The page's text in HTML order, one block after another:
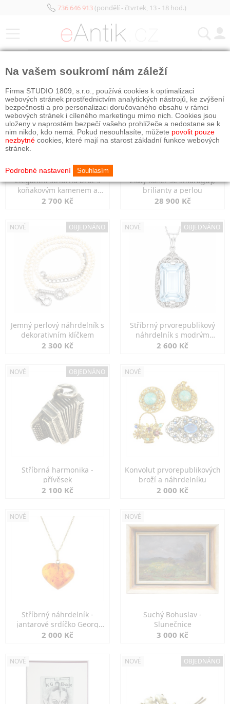
736 646 913(pondělí - čtvrtek, 13 - 18 hod.)
Elegantní stříbrná brož s
koňakovým kamenem a
markazity
2 700 Kč
Zlatý kolier se smaragdy,
brilianty a perlou
28 900 Kč
NOVÉ OBJEDNÁNO
Jemný perlový náhrdelník s
dekorativním klíčkem
2 300 Kč
NOVÉ OBJEDNÁNO
Stříbrný prvorepublikový
náhrdelník s modrým
spinelem
2 600 Kč
NOVÉ OBJEDNÁNO
Stříbrná harmonika -
přívěsek
2 100 Kč
NOVÉ
Konvolut prvorepublikových
broží a náhrdelníku
2 000 Kč
NOVÉ
Stříbrný náhrdelník -
jantarové srdíčko Georg
Kramer
2 000 Kč
NOVÉ
Suchý Bohuslav -
Slunečnice
3 000 Kč
NOVÉ NOVÉ OBJEDNÁNO
Na vašem soukromí nám záleží
Firma STUDIO 1809, s.r.o., používá cookies k optimalizaci
webových stránek prostřednictvím analytických nástrojů, ke zvýšení
bezpečnosti a pro personalizaci doručovaného obsahu v rámci
webových stránek i cíleného marketingu mimo nich. Cookies jsou
uloženy v naprostém bezpečí vašeho prohlížeče a nedostane se k
nim nikdo, kdo nemá. Pokud nesouhlasíte, můžete povolit pouze
nezbytné cookies, které mají na starost základní funkce webových
stránek.
Podrobné nastavení Souhlasím